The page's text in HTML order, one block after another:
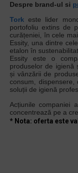
Despre brand-ul si
Tork este lider
portofoliu extins de
curățeniei, în cele
Essity, una dintre
etalon în
Essity este o
produselor de igienă
și vânzării de
consum,
soluții de igienă
Acțiunile companiei
concentrează pe a
* Nota: oferta este